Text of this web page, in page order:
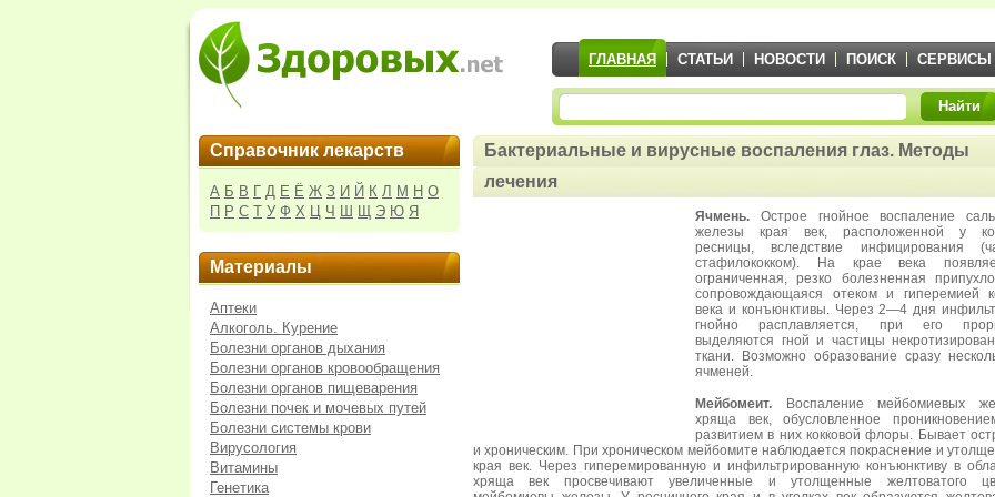
ГЛАВНАЯ СТАТЬИ НОВОСТИ ПОИСК СЕРВИСЫ
Найти
Справочник лекарств
А Б В Г Д Е Ё Ж З И Й К Л М Н О
П Р С Т У Ф Х Ц Ч Ш Щ Э Ю Я
Материалы
Аптеки
Алкоголь. Курение
Болезни органов дыхания
Болезни органов кровообращения
Болезни органов пищеварения
Болезни почек и мочевых путей
Болезни системы крови
Вирусология
Витамины
Генетика
Бактериальные и вирусные воспаления глаз. Методы
лечения
Ячмень. Острое гнойное воспаление
железы края век, расположенной у
ресницы, вследствие инфицирования
стафилококком). На крае века
ограниченная, резко болезненная
сопровождающаяся отеком и гиперемией
века и конъюнктивы. Через 2—4 дня
гнойно расплавляется, при его
выделяются гной и частицы
ткани. Возможно образование сразу
ячменей.
Мейбомеит. Воспаление мейбомиевых
хряща век, обусловленное
развитием в них кокковой флоры. Бывает
и хроническим. При хроническом мейбомите наблюдается покраснение и
края век. Через гиперемированную и инфильтрированную конъюнктиву в
хряща век просвечивают увеличенные и утолщенные желтоватого